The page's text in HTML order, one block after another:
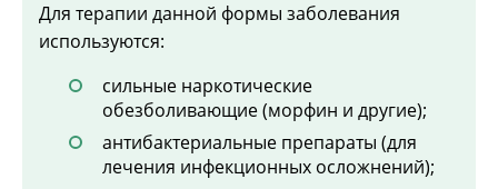
Для терапии данной формы заболевания
используются:
сильные наркотические
обезболивающие (морфин и другие);
антибактериальные препараты (для
лечения инфекционных осложнений);